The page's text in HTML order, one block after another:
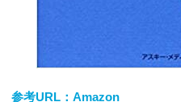
参考URL：Amazon